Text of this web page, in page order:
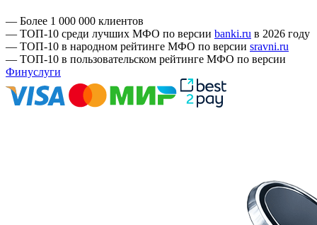
— Более 1 000 000 клиентов
— ТОП-10 среди лучших МФО по версии banki.ru в 2026 году
— ТОП-10 в народном рейтинге МФО по версии sravni.ru
— ТОП-10 в пользовательском рейтинге МФО по версии
Финуслуги